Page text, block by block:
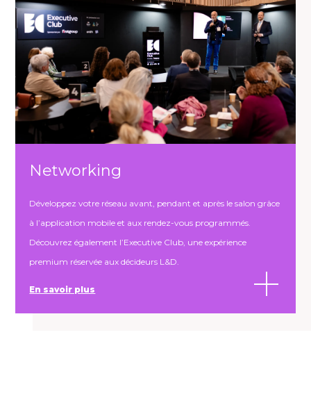
Networking
Développez votre réseau avant, pendant et après le salon grâce
à l’application mobile et aux rendez-vous programmés.
Découvrez également l’Executive Club, une expérience
premium réservée aux décideurs L&D.
En savoir plus